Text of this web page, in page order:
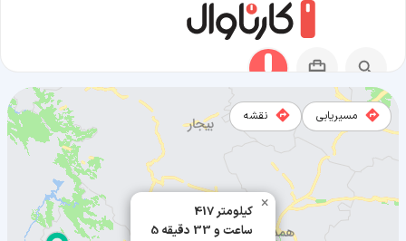
417 کیلومتر
5 ساعت و 33 دقیقه
×
مسیریابی نقشه
مسیر شازند به سر پل ذهاب